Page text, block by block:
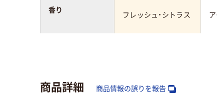
フレッシュ・シトラス
香り
スコア
商品詳細 商品情報の誤りを報告